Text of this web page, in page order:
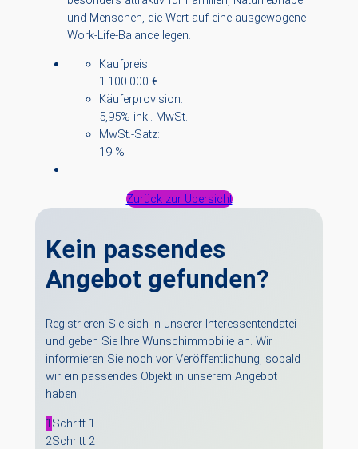
und Menschen, die Wert auf eine ausgewogene
Work-Life-Balance legen.
Kaufpreis:
1.100.000 €
Käuferprovision:
5,95% inkl. MwSt.
MwSt.-Satz:
19 %
Zurück zur Übersicht
Kein passendes
Angebot gefunden?
Registrieren Sie sich in unserer Interessentendatei
und geben Sie Ihre Wunschimmobilie an. Wir
informieren Sie noch vor Veröffentlichung, sobald
wir ein passendes Objekt in unserem Angebot
haben.
1 Schritt 1
2Schritt 2